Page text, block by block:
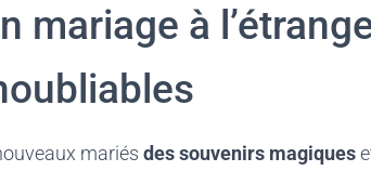
mariage à
mariés des souvenirs magiques